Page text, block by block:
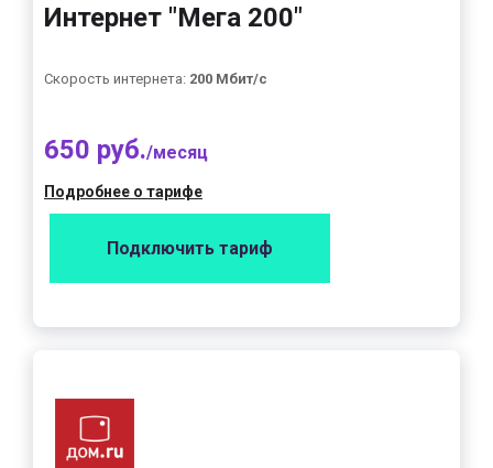
Интернет "Мега 200"
Скорость интернета: 200 Мбит/с
650 руб./месяц
Подробнее о тарифе
Подключить тариф